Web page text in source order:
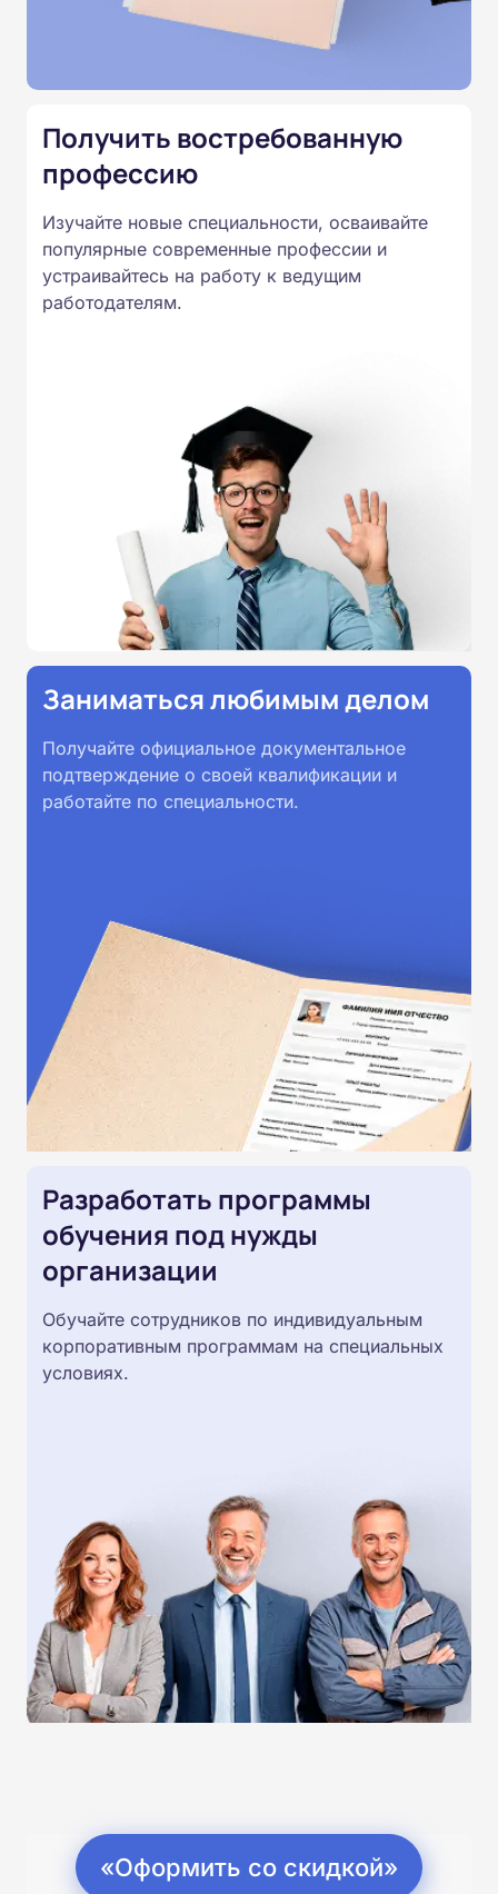
Министерства образования.
Подготовка ведется по всем
России от 14.07.2023 N 534 в
соответствии с Федеральными
образовательными стандартами
профессионального образования.
Удостоверения и дипломы о
Получить востребованную
профессию
Изучайте новые специальности, осваивайте
популярные современные профессии и
устраивайтесь на работу к ведущим
работодателям.
Заниматься любимым делом
Получайте официальное документальное
подтверждение о своей квалификации и
работайте по специальности.
Разработать программы
обучения под нужды
организации
Обучайте сотрудников по индивидуальным
корпоративным программам на специальных
условиях.
«Оформить со скидкой»